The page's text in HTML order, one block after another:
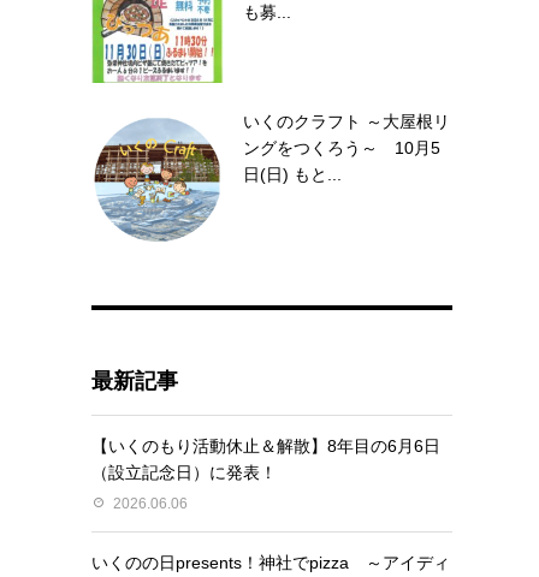
も募...
いくのクラフト ～大屋根リ
ングをつくろう～ 10月5
日(日) もと...
最新記事
【いくのもり活動休止＆解散】8年目の6月6日
（設立記念日）に発表！
2026.06.06
いくのの日presents！神社でpizza ～アイディ